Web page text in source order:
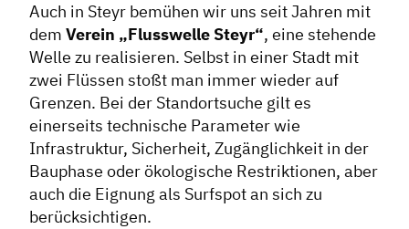
Auch in Steyr bemühen wir uns seit Jahren mit
dem Verein „Flusswelle Steyr“, eine stehende
Welle zu realisieren. Selbst in einer Stadt mit
zwei Flüssen stoßt man immer wieder auf
Grenzen. Bei der Standortsuche gilt es
einerseits technische Parameter wie
Infrastruktur, Sicherheit, Zugänglichkeit in der
Bauphase oder ökologische Restriktionen, aber
auch die Eignung als Surfspot an sich zu
berücksichtigen.